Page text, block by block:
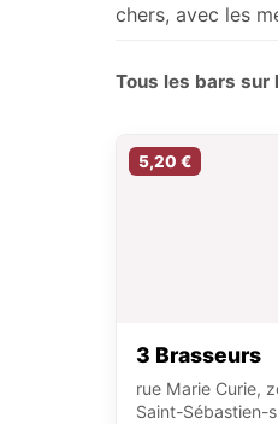
chers, avec les
Tous les bars sur
5,20 €
3 Brasseurs
rue Marie Curie,
Saint-Sébastien-